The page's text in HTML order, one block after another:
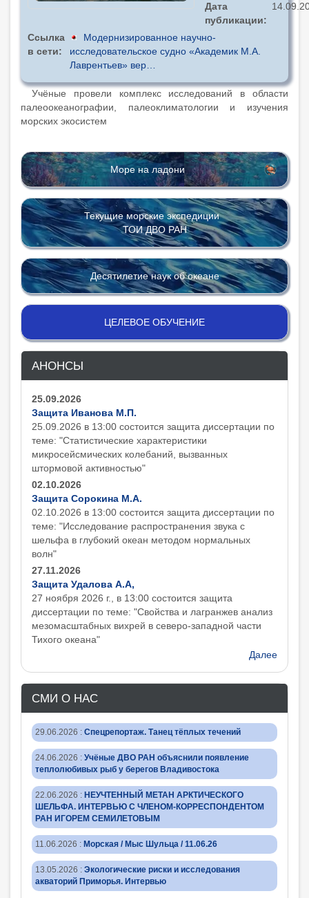
Дата
публикации
Ссылка
в сети
Модернизированное научно-
исследовательское судно «Академик М.А.
Лаврентьев» вер…
Учёные провели комплекс исследований в области
палеоокеанографии, палеоклиматологии и изучения
морских экосистем
Море на ладони
Текущие морские экспедиции
ТОИ ДВО РАН
Десятилетие наук об океане
ЦЕЛЕВОЕ ОБУЧЕНИЕ
АНОНСЫ
25.09.2026
Защита Иванова М.П.
25.09.2026 в 13:00 состоится защита диcсертации по
теме: "Статистические характеристики
микросейсмических колебаний, вызванных
штормовой активностью"
02.10.2026
Защита Сорокина М.А.
02.10.2026 в 13:00 состоится защита диcсертации по
теме: "Исследование распространения звука с
шельфа в глубокий океан методом нормальных
волн"
27.11.2026
Защита Удалова А.А,
27 ноября 2026 г., в 13:00 состоится защита
диcсертации по теме: "Свойства и лагранжев анализ
мезомасштабных вихрей в северо-западной части
Тихого океана"
Далее
СМИ О НАС
29.06.2026 : Спецрепортаж. Танец тёплых течений
24.06.2026 : Учёные ДВО РАН объяснили появление
теплолюбивых рыб у берегов Владивостока
22.06.2026 : НЕУЧТЕННЫЙ МЕТАН АРКТИЧЕСКОГО
ШЕЛЬФА. ИНТЕРВЬЮ С ЧЛЕНОМ-КОРРЕСПОНДЕНТОМ
РАН ИГОРЕМ СЕМИЛЕТОВЫМ
11.06.2026 : Морская / Мыс Шульца / 11.06.26
13.05.2026 : Экологические риски и исследования
акваторий Приморья. Интервью